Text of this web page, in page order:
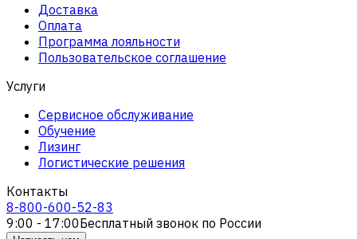
Доставка
Оплата
Программа лояльности
Пользовательское соглашение
Услуги
Сервисное обслуживание
Обучение
Лизинг
Логистические решения
Контакты
8-800-600-52-83
9:00 - 17:00Бесплатный звонок по России